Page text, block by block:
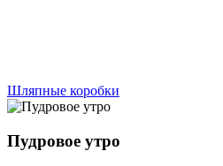
Шляпные коробки
Пудровое утро